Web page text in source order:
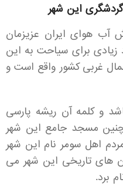
این شهر
هوای ایران عزیزمان
برای سیاحت به این
غربی کشور واقع است و
و کلمه آن ریشه پارسی
مسجد جامع این شهر
اهل سومر نام این شهر
های تاریخی این شهر می
برد.